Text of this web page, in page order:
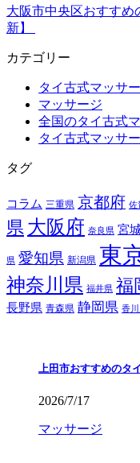
大阪市中央区おすすめ
新】
カテゴリー
タイ古式マッサ
マッサージ
全国のタイ古式
タイ古式マッサ
タグ
コラム 三重県 京都府 佐
県 大阪府 奈良県 宮
県 愛知県 新潟県 東
神奈川県 福井県 福
長野県 青森県 静岡県 香
上田市おすすめのタ
2026/7/17
マッサージ